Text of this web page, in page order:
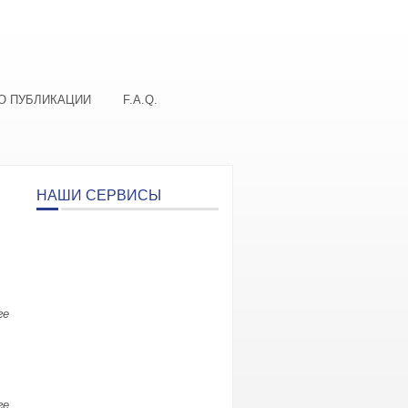
ПУБЛИКАЦИИ F.A.Q.
НАШИ СЕРВИСЫ